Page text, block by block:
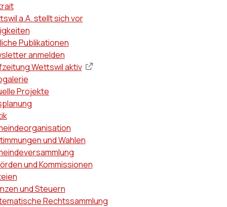
a.A. stellt sich vor
Publikationen
anmelden
Wettswil aktiv
Projekte
und Wahlen
und Kommissionen
und Steuern
Rechtssammlung